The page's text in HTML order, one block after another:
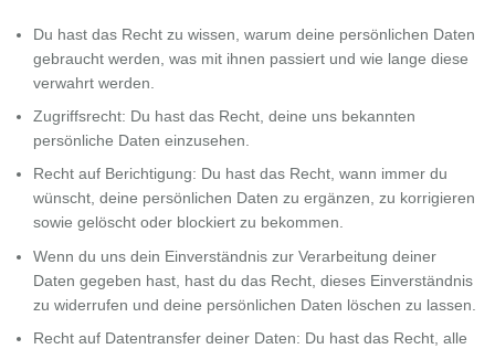
Du hast das Recht zu wissen, warum deine persönlichen Daten
gebraucht werden, was mit ihnen passiert und wie lange diese
verwahrt werden.
Zugriffsrecht: Du hast das Recht, deine uns bekannten
persönliche Daten einzusehen.
Recht auf Berichtigung: Du hast das Recht, wann immer du
wünscht, deine persönlichen Daten zu ergänzen, zu korrigieren
sowie gelöscht oder blockiert zu bekommen.
Wenn du uns dein Einverständnis zur Verarbeitung deiner
Daten gegeben hast, hast du das Recht, dieses Einverständnis
zu widerrufen und deine persönlichen Daten löschen zu lassen.
Recht auf Datentransfer deiner Daten: Du hast das Recht, alle